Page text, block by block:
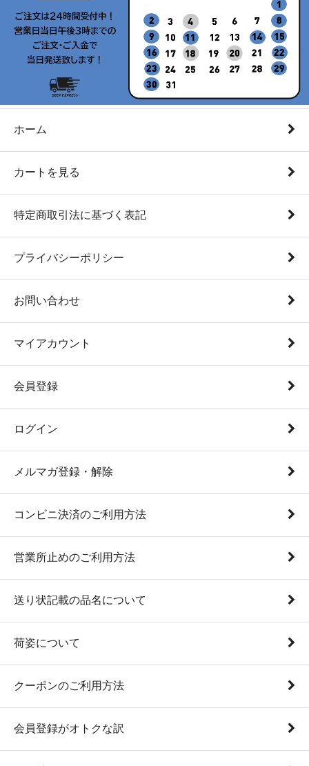
ホーム
カートを見る
特定商取引法に基づく表記
プライバシーポリシー
お問い合わせ
マイアカウント
会員登録
ログイン
メルマガ登録・解除
コンビニ決済のご利用方法
営業所止めのご利用方法
送り状記載の品名について
荷姿について
クーポンのご利用方法
会員登録がオトクな訳